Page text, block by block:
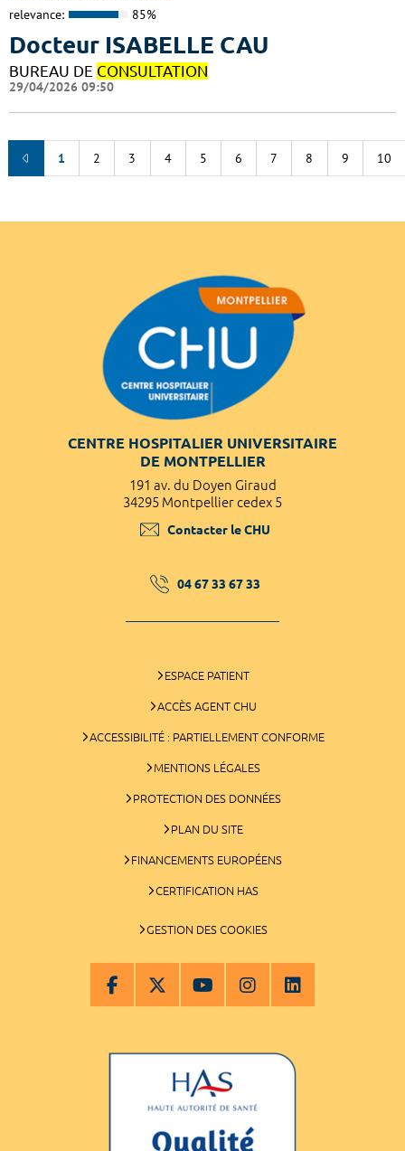
relevance: 85%
Docteur ISABELLE CAU
BUREAU DE CONSULTATION
29/04/2026 09:50
1 2 3 4 5 6 7 8 9 10
CENTRE HOSPITALIER UNIVERSITAIRE
DE MONTPELLIER
191 av. du Doyen Giraud
34295 Montpellier cedex 5
Contacter le CHU
04 67 33 67 33
ESPACE PATIENT
ACCÈS AGENT CHU
ACCESSIBILITÉ : PARTIELLEMENT CONFORME
MENTIONS LÉGALES
PROTECTION DES DONNÉES
PLAN DU SITE
FINANCEMENTS EUROPÉENS
CERTIFICATION HAS
GESTION DES COOKIES